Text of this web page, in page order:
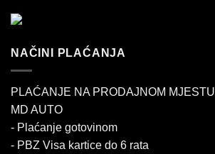
NAČINI PLAĆANJA
PLAĆANJE NA PRODAJNOM MJESTU
MD AUTO
- Plaćanje gotovinom
- PBZ Visa kartice do 6 rata